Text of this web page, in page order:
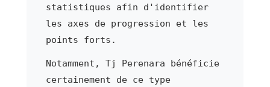
statistiques afin d'identifier
les axes de progression et les
points forts.
Notamment, Tj Perenara bénéficie
certainement de ce type